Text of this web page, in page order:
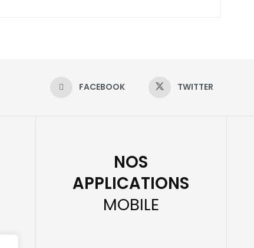
FACEBOOK TWITTER
NOS
APPLICATIONS
MOBILE